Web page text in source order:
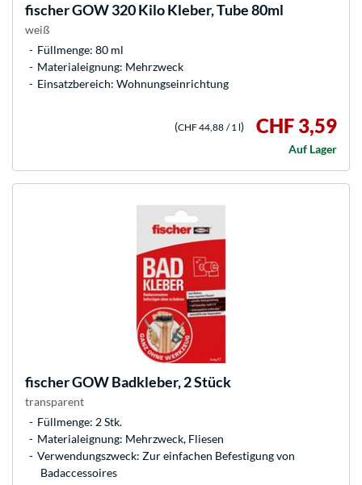
fischerGOW 320 Kilo Kleber, Tube 80ml
weiß
Füllmenge: 80 ml
Materialeignung: Mehrzweck
Einsatzbereich: Wohnungseinrichtung
(CHF 44,88 / 1 l) CHF 3,59
Auf Lager
fischerGOW Badkleber, 2 Stück
transparent
Füllmenge: 2 Stk.
Materialeignung: Mehrzweck, Fliesen
Verwendungszweck: Zur einfachen Befestigung von
Badaccessoires